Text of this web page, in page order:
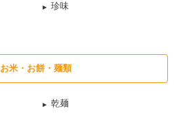
珍味
お米・お餅・麺類
乾麺